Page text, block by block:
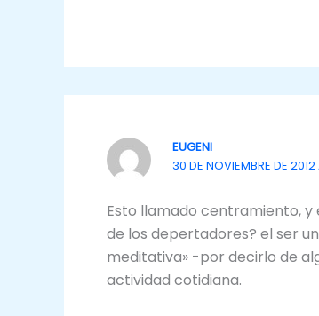
EUGENI
30 DE NOVIEMBRE DE 2012
Esto llamado centramiento, y
de los depertadores? el ser
meditativa» -por decirlo de
actividad cotidiana.